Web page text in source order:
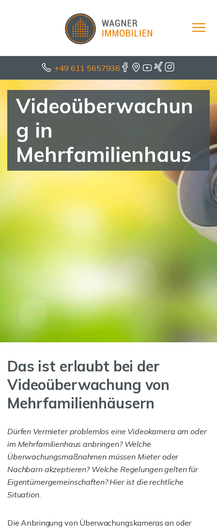
+49 611 5657936
Videoüberwachun
g in
Mehrfamilienhaus
Das ist erlaubt bei der
Videoüberwachung von
Mehrfamilienhäusern
Dürfen Vermieter problemlos eine Videokamera am oder
im Mehrfamilienhaus anbringen? Welche
Überwachungsmaßnahmen müssen Mieter oder
Nachbarn akzeptieren? Welche Regelungen gelten für
Eigentümergemeinschaften? Hier ist die rechtliche
Situation.
Die Anbringung von Überwachungskameras an oder